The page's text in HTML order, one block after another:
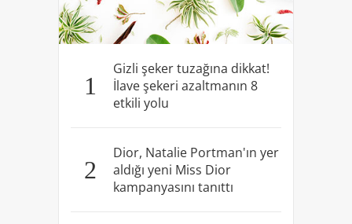
1
Gizli şeker tuzağına dikkat!
İlave şekeri azaltmanın 8
etkili yolu
2
Dior, Natalie Portman'ın yer
aldığı yeni Miss Dior
kampanyasını tanıttı